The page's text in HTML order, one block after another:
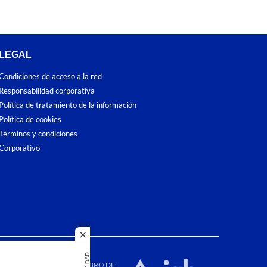
close
de acceso a la red
corporativa
de tratamiento de la información
de cookies
y condiciones
MIEMBRO DE: